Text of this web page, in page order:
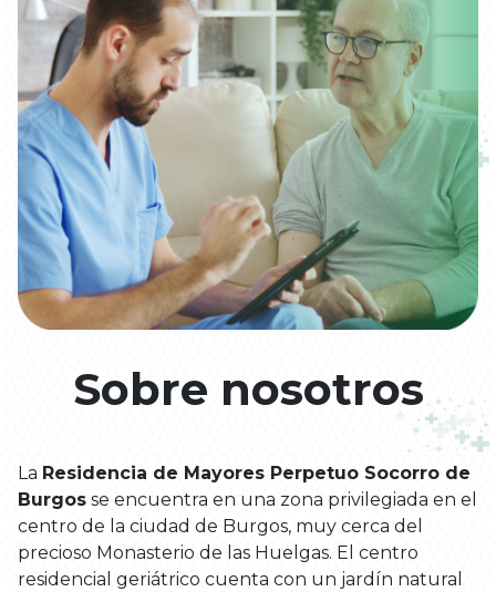
Sobre nosotros
La Residencia de Mayores Perpetuo Socorro de
Burgos se encuentra en una zona privilegiada en el
centro de la ciudad de Burgos, muy cerca del
precioso Monasterio de las Huelgas. El centro
residencial geriátrico cuenta con un jardín natural